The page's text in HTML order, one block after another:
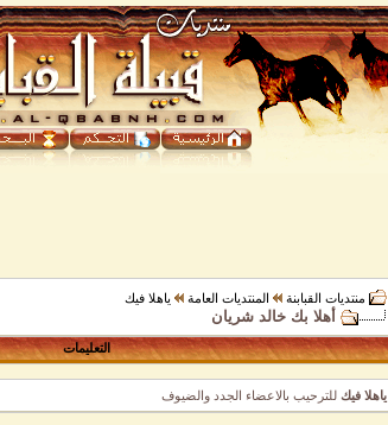
منتديات القبابنة المنتديات العامة ياهلا فيك
أهلا بك خالد شريان
التعليمات
ياهلا فيك للترحيب بالاعضاء الجدد والضيوف